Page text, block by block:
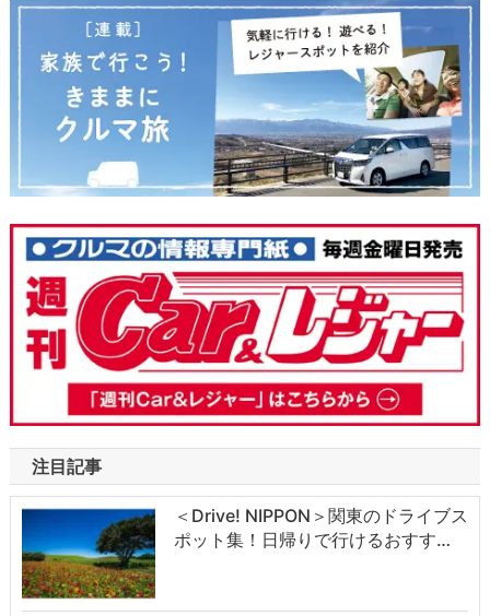
注目記事
＜Drive! NIPPON＞関東のドライブス
ポット集！日帰りで行けるおすす…